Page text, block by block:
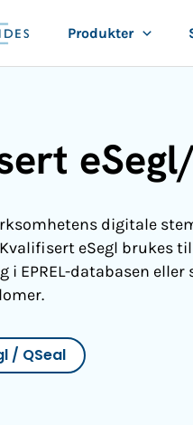
Produkter
digitale
eSegl brukes
i EPREL-databasen eller
/ QSeal